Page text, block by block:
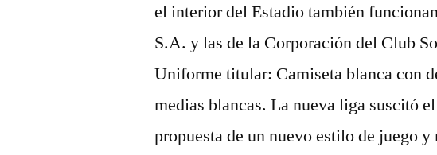
el interior del Estadio también
S.A. y las de la Corporación del Club
Uniforme titular: Camiseta blanca con
medias blancas. La nueva liga suscitó
propuesta de un nuevo estilo de juego